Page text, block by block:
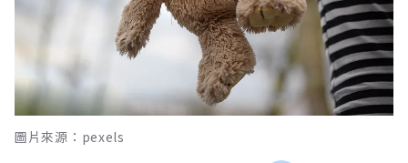
圖片來源：pexels